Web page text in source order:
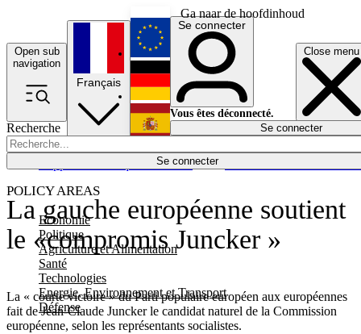
Ga naar de hoofdinhoud
Open sub
navigation
Close menu
Recherche
Se connecter
POLICY AREAS
Economie
Politique
Agriculture et Alimentation
Santé
Technologies
Energie, Environnement et Transport
Défense
Économie
Français
English
Deutsch
Español
Se connecter
Vous êtes déconnecté.
Se connecter
La gauche européenne soutient
le «compromis Juncker »
La « courte victoire » du Parti populaire européen aux européennes
fait de Jean-Claude Juncker le candidat naturel de la Commission
européenne, selon les représentants socialistes.